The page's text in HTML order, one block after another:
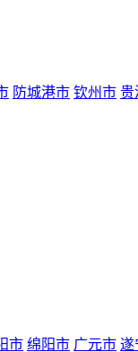
防城港市 钦州市 贵
市 绵阳市 广元市 遂